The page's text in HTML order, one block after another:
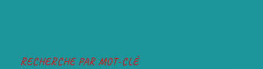
RECHERCHE PAR MOT-CLÉ